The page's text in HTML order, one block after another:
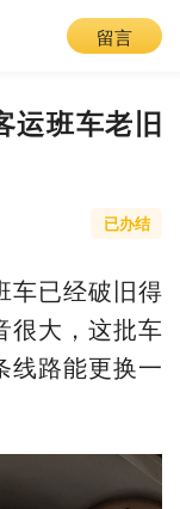
留言
运班车老旧
已办结
车已经破旧得
很大，这批车
线路能更换一